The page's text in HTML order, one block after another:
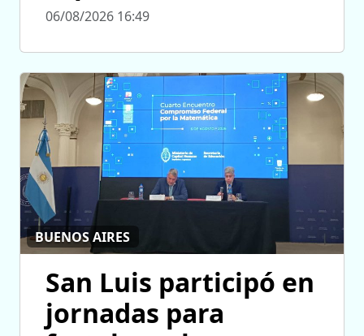
06/08/2026 16:49
BUENOS AIRES
San Luis participó en
jornadas para